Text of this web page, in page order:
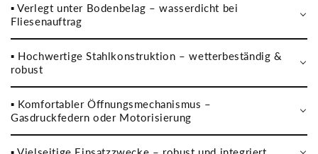
▪️ Verlegt unter Bodenbelag – wasserdicht bei
Fliesenauftrag
▪️ Hochwertige Stahlkonstruktion – wetterbeständig &
robust
▪️ Komfortabler Öffnungsmechanismus –
Gasdruckfedern oder Motorisierung